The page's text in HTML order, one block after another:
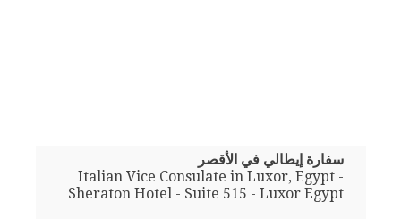
سفارة إيطالي في الأقصر
Italian Vice Consulate in Luxor, Egypt -
Sheraton Hotel - Suite 515 - Luxor Egypt